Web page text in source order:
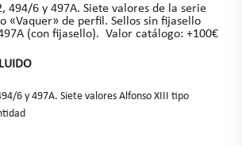
494/6 y 497A. Siete valores de la serie
«Vaquer» de perfil. Sellos sin fijasello
(con fijasello). Valor catálogo: +100€
6 y 497A. Siete valores Alfonso XIII tipo